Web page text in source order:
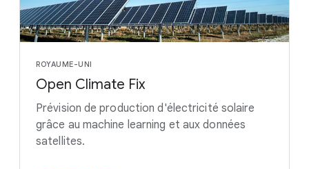
ROYAUME-UNI
Open Climate Fix
Prévision de production d'électricité solaire
grâce au machine learning et aux données
satellites.